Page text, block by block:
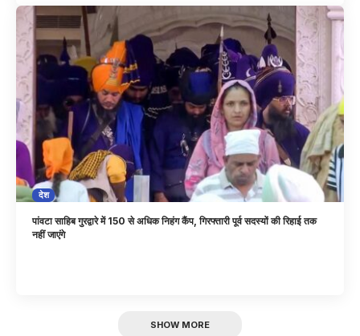
देश
पांवटा साहिब गुरद्वारे में 150 से अधिक निहंग कैंप, गिरफ्तारी पूर्व सदस्यों की रिहाई तक
नहीं जाएंगे
SHOW MORE